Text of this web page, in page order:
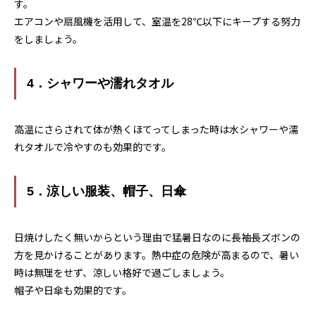
す。
エアコンや扇風機を活用して、室温を28℃以下にキープする努力
をしましょう。
4．シャワーや濡れタオル
高温にさらされて体が熱くほてってしまった時は水シャワーや濡
れタオルで冷やすのも効果的です。
5．涼しい服装、帽子、日傘
日焼けしたく無いからという理由で猛暑日なのに長袖長ズボンの
方を見かけることがあります。熱中症の危険が高まるので、暑い
時は無理をせず、涼しい格好で過ごしましょう。
帽子や日傘も効果的です。